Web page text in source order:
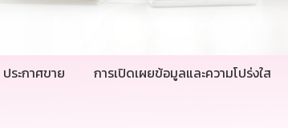
ระกาศขาย การเปิดเผยข้อมูลและความโปร่งใส